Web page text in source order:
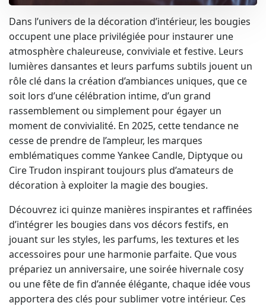
Dans l’univers de la décoration d’intérieur, les bougies
occupent une place privilégiée pour instaurer une
atmosphère chaleureuse, conviviale et festive. Leurs
lumières dansantes et leurs parfums subtils jouent un
rôle clé dans la création d’ambiances uniques, que ce
soit lors d’une célébration intime, d’un grand
rassemblement ou simplement pour égayer un
moment de convivialité. En 2025, cette tendance ne
cesse de prendre de l’ampleur, les marques
emblématiques comme Yankee Candle, Diptyque ou
Cire Trudon inspirant toujours plus d’amateurs de
décoration à exploiter la magie des bougies.
Découvrez ici quinze manières inspirantes et raffinées
d’intégrer les bougies dans vos décors festifs, en
jouant sur les styles, les parfums, les textures et les
accessoires pour une harmonie parfaite. Que vous
prépariez un anniversaire, une soirée hivernale cosy
ou une fête de fin d’année élégante, chaque idée vous
apportera des clés pour sublimer votre intérieur. Ces